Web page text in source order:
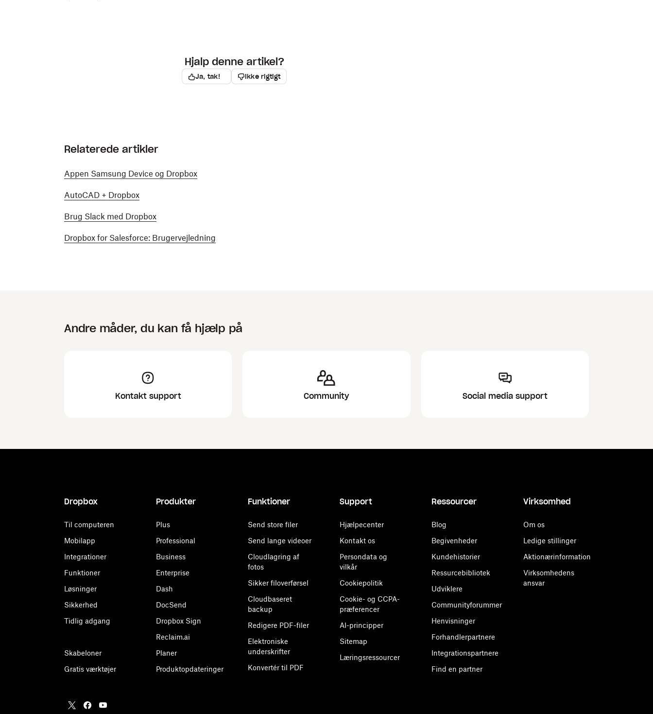
Hjalp denne artikel?
Ja, tak! Ikke rigtigt
Relaterede artikler
Appen Samsung Device og Dropbox
AutoCAD + Dropbox
Brug Slack med Dropbox
Dropbox for Salesforce: Brugervejledning
Andre måder, du kan få hjælp på
Kontakt support Community Social media support
Dropbox
Til computeren
Mobilapp
Integrationer
Funktioner
Løsninger
Sikkerhed
Tidlig adgang
Skabeloner
Gratis værktøjer
Produkter
Plus
Professional
Business
Enterprise
Dash
DocSend
Dropbox Sign
Reclaim.ai
Planer
Produktopdateringer
Funktioner
Send store filer
Send lange videoer
Cloudlagring af
fotos
Sikker filoverførsel
Cloudbaseret
backup
Redigere PDF-filer
Elektroniske
underskrifter
Konvertér til PDF
Support
Hjælpecenter
Kontakt os
Persondata og
vilkår
Cookiepolitik
Cookie- og CCPA-
præferencer
AI-principper
Sitemap
Læringsressourcer
Ressourcer
Blog
Begivenheder
Kundehistorier
Ressurcebibliotek
Udviklere
Communityforummer
Henvisninger
Forhandlerpartnere
Integrationspartnere
Find en partner
Virksomhed
Om os
Ledige stillinger
Aktionærinformation
Virksomhedens
ansvar